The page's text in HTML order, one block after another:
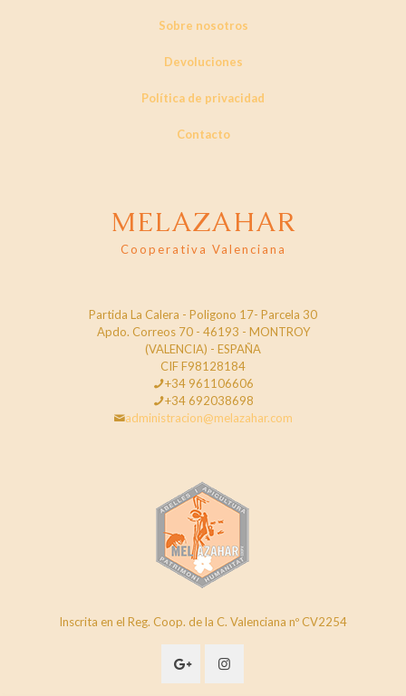
Sobre nosotros
Devoluciones
Política de privacidad
Contacto
MELAZAHAR
Cooperativa Valenciana
Partida La Calera - Poligono 17- Parcela 30
Apdo. Correos 70 - 46193 - MONTROY
(VALENCIA) - ESPAÑA
CIF F98128184
+34 961106606
+34 692038698
administracion@melazahar.com
Inscrita en el Reg. Coop. de la C. Valenciana nº CV2254